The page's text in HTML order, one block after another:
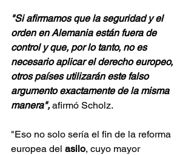
"Si afirmamos que la seguridad y el
orden en Alemania están fuera de
control y que, por lo tanto, no es
necesario aplicar el derecho europeo,
otros países utilizarán este falso
argumento exactamente de la misma
manera", afirmó Scholz.
"Eso no solo sería el fin de la reforma
europea del asilo, cuyo mayor